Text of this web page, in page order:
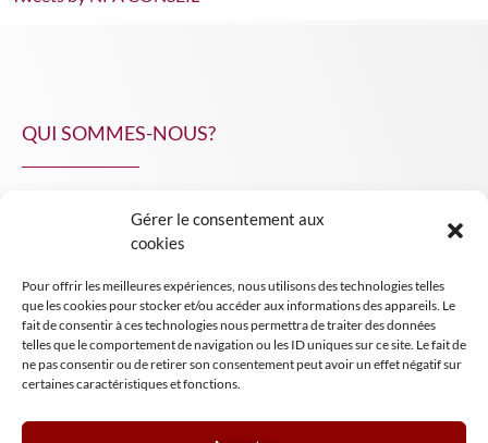
Gérer le consentement aux
cookies
Pour offrir les meilleures expériences, nous utilisons des technologies telles
que les cookies pour stocker et/ou accéder aux informations des appareils. Le
fait de consentir à ces technologies nous permettra de traiter des données
telles que le comportement de navigation ou les ID uniques sur ce site. Le fait de
ne pas consentir ou de retirer son consentement peut avoir un effet négatif sur
certaines caractéristiques et fonctions.
QUI SOMMES-NOUS?
INSIGHT NPA